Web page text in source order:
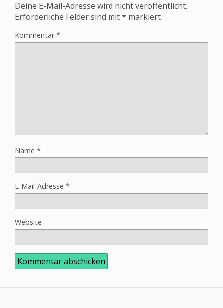
Deine E-Mail-Adresse wird nicht veröffentlicht.
Erforderliche Felder sind mit* markiert
Kommentar*
Name *
E-Mail-Adresse *
Website